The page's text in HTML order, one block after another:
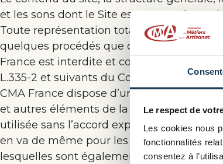
Le respect de
Les cookies nous
fonctionnalités
consentez à
et les sons dont le Site est composé sont
Toute représentation totale ou partielle de
quelques procédés que ce soient, sans
France est interdite et constituerait une
L.335-2 et suivants du Code de la
CMA France dispose d’une charte
et autres éléments de la marque CMA
utilisée sans l’accord expresse et
en va de même pour les photos et
lesquelles sont également protégées